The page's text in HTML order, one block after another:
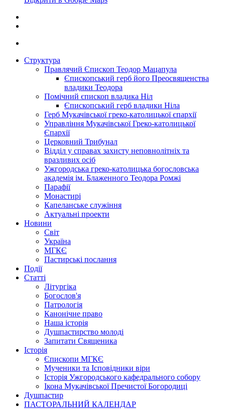
Структура
Правлячий Єпископ Теодор Мацапула
Єпископський герб його Преосвященства
владики Теодора
Помічний єпископ владика Ніл
Єпископський герб владики Ніла
Герб Мукачівської греко-католицької єпархії
Управління Мукачівської Греко-католицької
Єпархії
Церковний Трибунал
Відділ у справах захисту неповнолітніх та
вразливих осіб
Ужгородська греко-католицька богословська
академія ім. Блаженного Теодора Ромжі
Парафії
Монастирі
Капеланське служіння
Актуальні проекти
Новини
Світ
Україна
МГКЄ
Пастирські послання
Події
Статті
Літургіка
Богослов'я
Патрологія
Канонічне право
Наша історія
Душпастирство молоді
Запитати Священика
Історія
Єпископи МГКЄ
Мученики та Ісповідники віри
Історія Ужгородського кафедрального собору
Ікона Мукачівської Пречистої Богородиці
Душпастир
ПАСТОРАЛЬНИЙ КАЛЕНДАР